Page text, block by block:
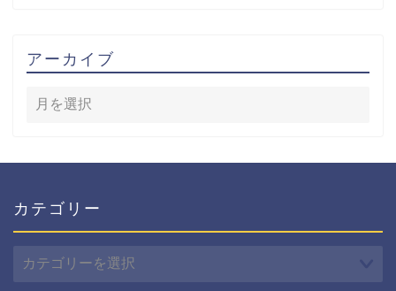
アーカイブ
カテゴリー
テ